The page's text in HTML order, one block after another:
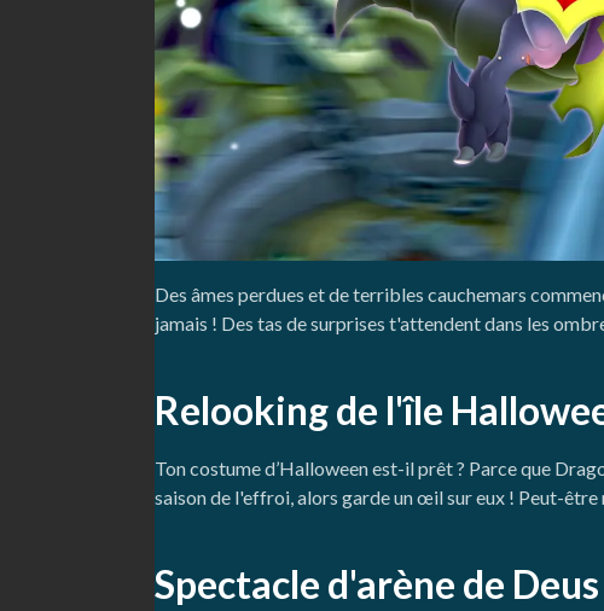
Des âmes perdues et de terribles cauchemars
jamais ! Des tas de surprises t'attendent dans les
Relooking de l'île
Ton costume d’Halloween est-il prêt ? Parce que
saison de l'effroi, alors garde un œil sur eux ! Peut-
Spectacle d'arène de Deus